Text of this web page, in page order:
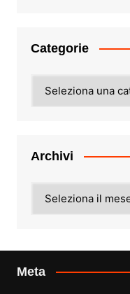
Categorie
Archivi
Meta